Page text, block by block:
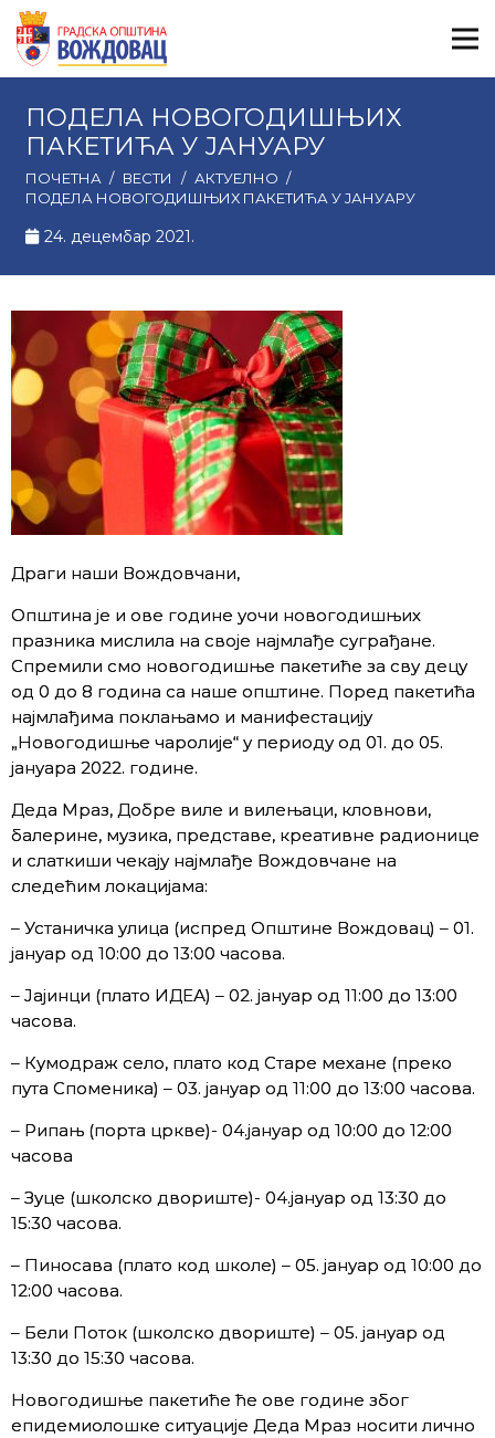
ПОДЕЛА НОВОГОДИШЊИХ
ПАКЕТИЋА У ЈАНУАРУ
ПОЧЕТНА / ВЕСТИ / АКТУЕЛНО /
ПОДЕЛА НОВОГОДИШЊИХ ПАКЕТИЋА У ЈАНУАРУ
24. децембар 2021.
Драги наши Вождовчани,
Општина је и ове године уочи новогодишњих
празника мислила на своје најмлађе суграђане.
Спремили смо новогодишње пакетиће за сву децу
од 0 до 8 година са наше општине. Поред пакетића
најмлађима поклањамо и манифестацију
„Новогодишње чаролије“ у периоду од 01. до 05.
јануара 2022. године.
Деда Мраз, Добре виле и вилењаци, кловнови,
балерине, музика, представе, креативне радионице
и слаткиши чекају најмлађе Вождовчане на
следећим локацијама:
– Устаничка улица (испред Општине Вождовац) – 01.
јануар од 10:00 до 13:00 часова.
– Јајинци (плато ИДЕА) – 02. јануар од 11:00 до 13:00
часова.
– Кумодраж село, плато код Старе механе (преко
пута Споменика) – 03. јануар од 11:00 до 13:00 часова.
– Рипањ (порта цркве)- 04.јануар од 10:00 до 12:00
часова
– Зуце (школско двориште)- 04.јануар од 13:30 до
15:30 часова.
– Пиносава (плато код школе) – 05. јануaр од 10:00 до
12:00 часова.
– Бели Поток (школско двориште) – 05. јануар од
13:30 до 15:30 часова.
Новогодишње пакетиће ће ове године због
епидемиолошке ситуације Деда Мраз носити лично